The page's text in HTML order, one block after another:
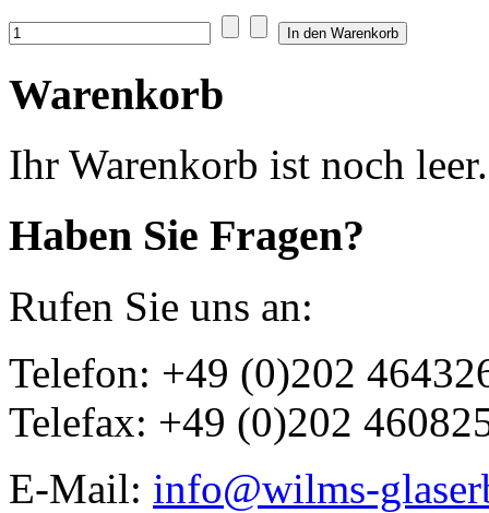
Warenkorb
Ihr Warenkorb ist noch leer.
Haben Sie Fragen?
Rufen Sie uns an:
Telefon: +49 (0)202
Telefax: +49 (0)202
E-Mail: info@wilms-